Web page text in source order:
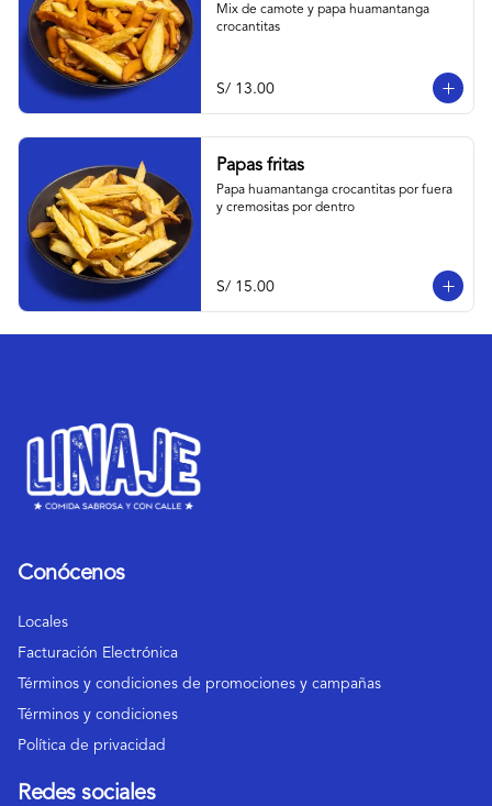
Mix de camote y papa huamantanga
crocantitas
S/ 13.00
Papas fritas
Papa huamantanga crocantitas por fuera
y cremositas por dentro
S/ 15.00
Conócenos
Locales
Facturación Electrónica
Términos y condiciones de promociones y campañas
Términos y condiciones
Política de privacidad
Redes sociales